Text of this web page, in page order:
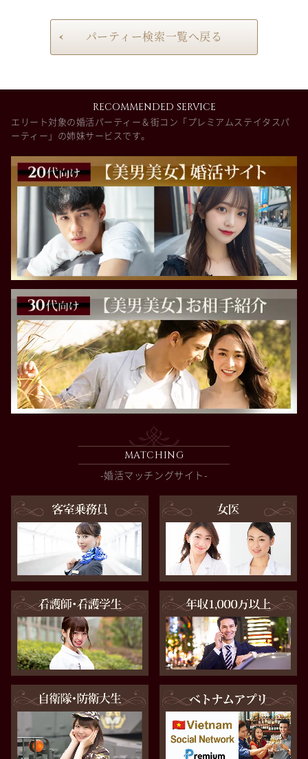
パーティー検索一覧へ戻る
RECOMMENDED SERVICE
エリート対象の婚活パーティー＆街コン「プレミアムステイタスパ
ーティー」の姉妹サービスです。
MATCHING
-婚活マッチングサイト-